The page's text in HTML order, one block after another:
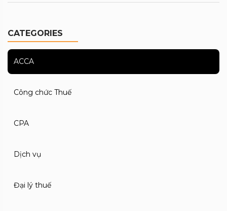
CATEGORIES
ACCA
Công chức Thuế
CPA
Dịch vụ
Đại lý thuế